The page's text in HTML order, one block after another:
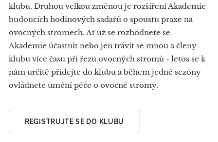
klubu. Druhou velkou změnou je rozšíření Akademie
budoucích hodinových sadařů o spoustu praxe na
ovocných stromech. Ať už se rozhodnete se
Akademie účastnit nebo jen trávit se mnou a členy
klubu více času při řezu ovocných stromů - letos se k
nám určitě přidejte do klubu a během jedné sezóny
ovládnete umění péče o ovocné stromy.
REGISTRUJTE SE DO KLUBU